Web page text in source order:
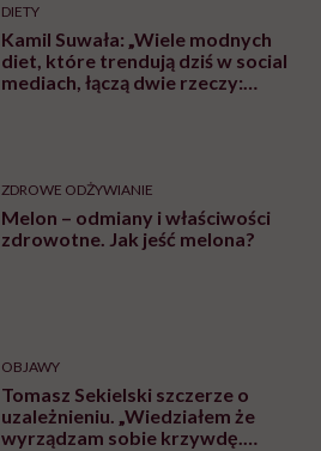
DIETY
Kamil Suwała: „Wiele modnych
diet, które trendują dziś w social
mediach, łączą dwie rzeczy:
ZDROWE ODŻYWIANIE
Melon – odmiany i właściwości
zdrowotne. Jak jeść melona?
OBJAWY
Tomasz Sekielski szczerze o
uzależnieniu. „Wiedziałem że
wyrządzam sobie krzywdę.